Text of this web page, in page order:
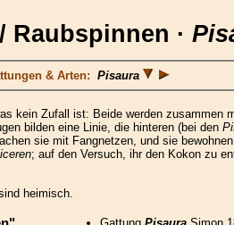
·
& Arten: Pisaura
kein Zufall ist: Beide werden zusammen
bilden eine Linie, die hinteren (bei den
sie mit Fangnetzen, und sie
; auf den Versuch, ihr den Kokon zu
heimisch.